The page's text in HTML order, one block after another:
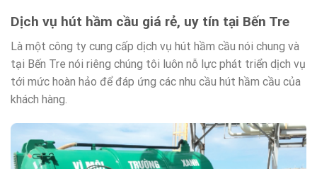
Dịch vụ hút hầm cầu giá rẻ, uy tín tại Bến Tre
Là một công ty cung cấp dịch vụ hút hầm cầu nói chung và
tại Bến Tre nói riêng chúng tôi luôn nỗ lực phát triển dịch vụ
tới mức hoàn hảo để đáp ứng các nhu cầu hút hầm cầu của
khách hàng.